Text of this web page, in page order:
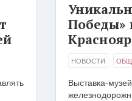
Победы»
НОВОСТИ
Выставка-